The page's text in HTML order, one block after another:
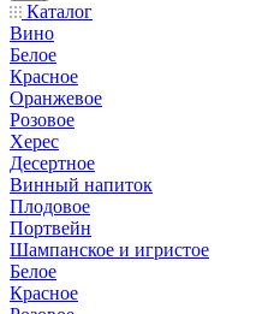
Каталог
Вино
Белое
Красное
Оранжевое
Розовое
Херес
Десертное
Винный напиток
Плодовое
Портвейн
Шампанское и игристое
Белое
Красное